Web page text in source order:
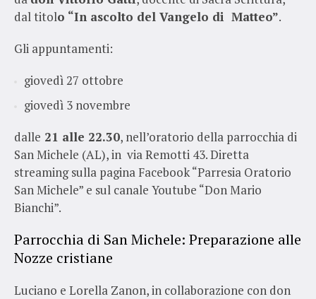
dal titolo “In ascolto del Vangelo di Matteo”.
Gli appuntamenti:
giovedì 27 ottobre
giovedì 3 novembre
dalle 21 alle 22.30, nell’oratorio della parrocchia di
San Michele (AL), in via Remotti 43. Diretta
streaming sulla pagina Facebook “Parresia Oratorio
San Michele” e sul canale Youtube “Don Mario
Bianchi”.
Parrocchia di San Michele: Preparazione alle
Nozze cristiane
Luciano e Lorella Zanon, in collaborazione con don